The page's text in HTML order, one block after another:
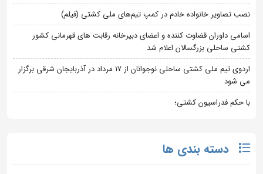
نصب تصاویر خانواده خادم در کمپ تیم‌های ملی کشتی (فیلم)
اسامی داوران قضاوت کننده و اعضای دبیرخانه رقابت های قهرمانی کشور
کشتی ساحلی بزرگسالان اعلام شد
اردوی تیم ملی کشتی ساحلی نوجوانان از 17 مرداد در آذربایجان شرقی برگزار
می شود
با حکم فدراسیون کشتی؛
دسته بندی ها